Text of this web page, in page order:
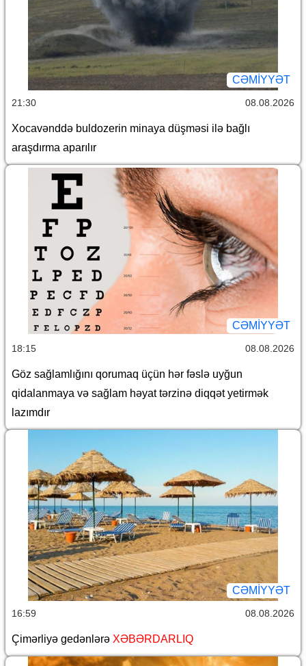
CƏMİYYƏT
21:30 08.08.2026
Xocavənddə buldozerin minaya düşməsi ilə bağlı
araşdırma aparılır
CƏMİYYƏT
18:15 08.08.2026
Göz sağlamlığını qorumaq üçün hər fəslə uyğun
qidalanmaya və sağlam həyat tərzinə diqqət yetirmək
lazımdır
CƏMİYYƏT
16:59 08.08.2026
Çimərliyə gedənlərə XƏBƏRDARLIQ